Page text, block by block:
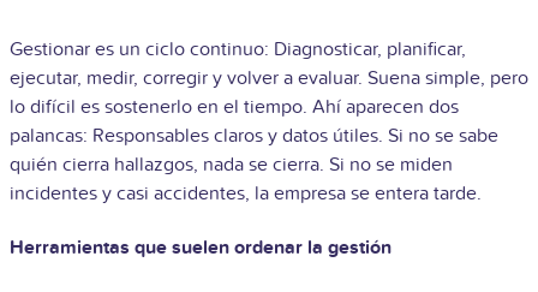
Gestionar es un ciclo continuo: Diagnosticar, planificar,
ejecutar, medir, corregir y volver a evaluar. Suena simple, pero
lo difícil es sostenerlo en el tiempo. Ahí aparecen dos
palancas: Responsables claros y datos útiles. Si no se sabe
quién cierra hallazgos, nada se cierra. Si no se miden
incidentes y casi accidentes, la empresa se entera tarde.
Herramientas que suelen ordenar la gestión